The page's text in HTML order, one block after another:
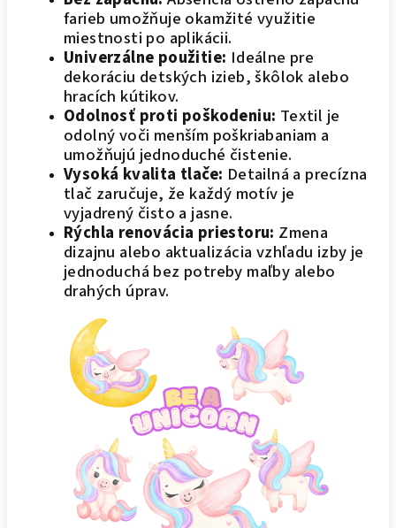
farieb umožňuje okamžité využitie
miestnosti po aplikácii.
Univerzálne použitie: Ideálne pre
dekoráciu detských izieb, škôlok alebo
hracích kútikov.
Odolnosť proti poškodeniu: Textil je
odolný voči menším poškriabaniam a
umožňujú jednoduché čistenie.
Vysoká kvalita tlače: Detailná a precízna
tlač zaručuje, že každý motív je
vyjadrený čisto a jasne.
Rýchla renovácia priestoru: Zmena
dizajnu alebo aktualizácia vzhľadu izby je
jednoduchá bez potreby maľby alebo
drahých úprav.